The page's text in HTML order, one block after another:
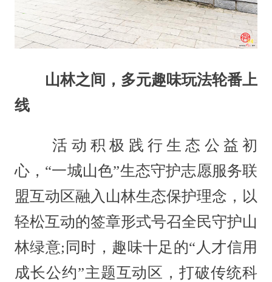
山林之间，多元趣味玩法轮番上
线
活动积极践行生态公益初
心，“一城山色”生态守护志愿服务联
盟互动区融入山林生态保护理念，以
轻松互动的签章形式号召全民守护山
林绿意;同时，趣味十足的“人才信用
成长公约”主题互动区，打破传统科